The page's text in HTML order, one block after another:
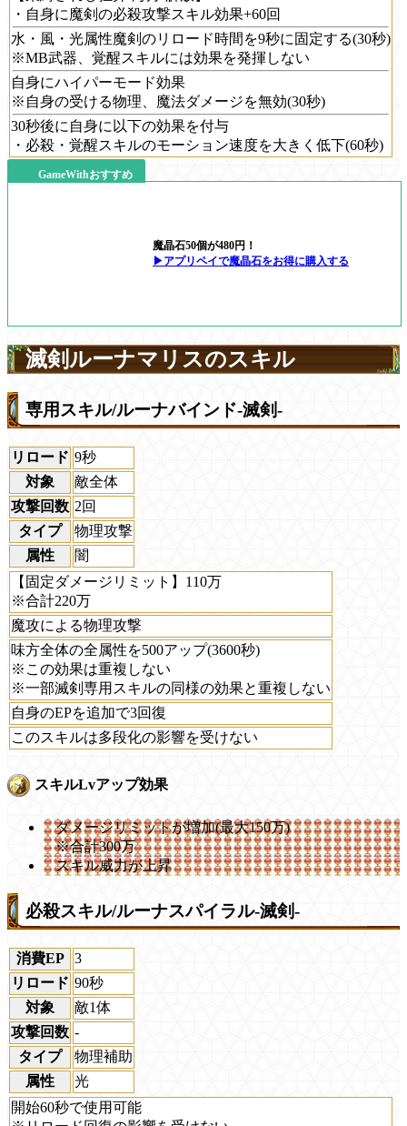
・自身に魔剣の必殺攻撃スキル効果+60回
水・風・光属性魔剣のリロード時間を9秒に固定する(30秒)
※MB武器、覚醒スキルには効果を発揮しない
自身にハイパーモード効果
※自身の受ける物理、魔法ダメージを無効(30秒)
30秒後に自身に以下の効果を付与
・必殺・覚醒スキルのモーション速度を大きく低下(60秒)
GameWithおすすめ
魔晶石50個が480円！
▶アプリペイで魔晶石をお得に購入する
滅剣ルーナマリスのスキル
専用スキル/ルーナバインド-滅剣-
リロード 9秒
対象
敵全体
攻撃回数 2回
タイプ
物理攻撃
属性
闇
【固定ダメージリミット】110万
※合計220万
魔攻による物理攻撃
味方全体の全属性を500アップ(3600秒)
※この効果は重複しない
※一部滅剣専用スキルの同様の効果と重複しない
自身のEPを追加で3回復
このスキルは多段化の影響を受けない
スキルLvアップ効果
ダメージリミットが増加(最大150万)
※合計300万
スキル威力が上昇
必殺スキル/ルーナスパイラル-滅剣-
消費EP
3
リロード 90秒
対象
敵1体
攻撃回数 -
タイプ
物理補助
属性
光
開始60秒で使用可能